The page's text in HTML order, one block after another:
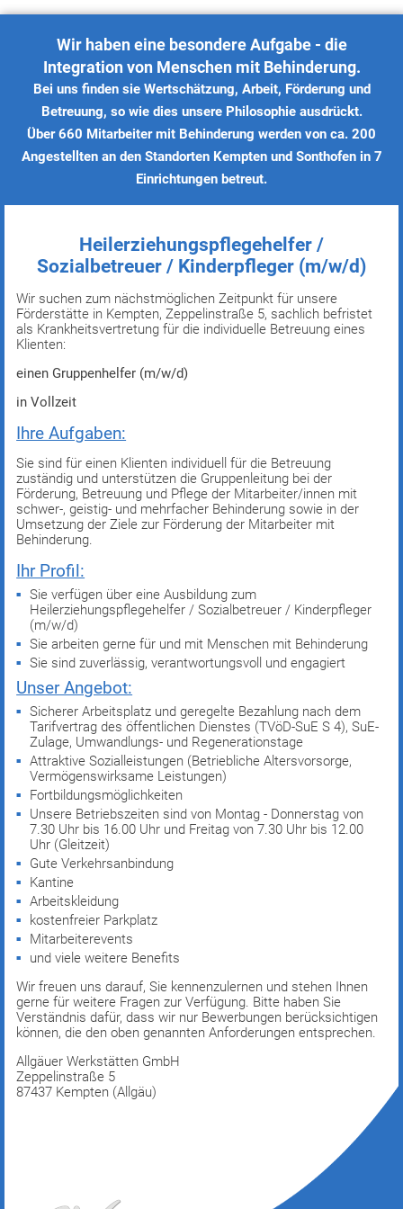
Wir haben eine besondere Aufgabe - die
Integration von Menschen mit Behinderung.
Bei uns finden sie Wertschätzung, Arbeit, Förderung und
Betreuung, so wie dies unsere Philosophie ausdrückt.
Über 660 Mitarbeiter mit Behinderung werden von ca. 200
Angestellten an den Standorten Kempten und Sonthofen in 7
Einrichtungen betreut.
Heilerziehungspflegehelfer /
Sozialbetreuer / Kinderpfleger (m/w/d)
Wir suchen zum nächstmöglichen Zeitpunkt für unsere
Förderstätte in Kempten, Zeppelinstraße 5, sachlich befristet
als Krankheitsvertretung für die individuelle Betreuung eines
Klienten:
einen Gruppenhelfer (m/w/d)
in Vollzeit
Ihre Aufgaben:
Sie sind für einen Klienten individuell für die Betreuung
zuständig und unterstützen die Gruppenleitung bei der
Förderung, Betreuung und Pflege der Mitarbeiter/innen mit
schwer-, geistig- und mehrfacher Behinderung sowie in der
Umsetzung der Ziele zur Förderung der Mitarbeiter mit
Behinderung.
Ihr Profil:
Sie verfügen über eine Ausbildung zum
Heilerziehungspflegehelfer / Sozialbetreuer / Kinderpfleger
(m/w/d)
Sie arbeiten gerne für und mit Menschen mit Behinderung
Sie sind zuverlässig, verantwortungsvoll und engagiert
Unser Angebot:
Sicherer Arbeitsplatz und geregelte Bezahlung nach dem
Tarifvertrag des öffentlichen Dienstes (TVöD-SuE S 4), SuE-
Zulage, Umwandlungs- und Regenerationstage
Attraktive Sozialleistungen (Betriebliche Altersvorsorge,
Vermögenswirksame Leistungen)
Fortbildungsmöglichkeiten
Unsere Betriebszeiten sind von Montag - Donnerstag von
7.30 Uhr bis 16.00 Uhr und Freitag von 7.30 Uhr bis 12.00
Uhr (Gleitzeit)
Gute Verkehrsanbindung
Kantine
Arbeitskleidung
kostenfreier Parkplatz
Mitarbeiterevents
und viele weitere Benefits
Wir freuen uns darauf, Sie kennenzulernen und stehen Ihnen
gerne für weitere Fragen zur Verfügung. Bitte haben Sie
Verständnis dafür, dass wir nur Bewerbungen berücksichtigen
können, die den oben genannten Anforderungen entsprechen.
Allgäuer Werkstätten GmbH
Zeppelinstraße 5
87437 Kempten (Allgäu)